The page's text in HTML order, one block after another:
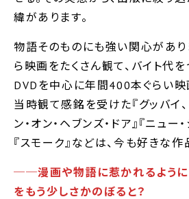
緯があります。
物語そのものにも強い関心があり
ら映画をたくさん観て、バイト代を
DVDを中心に年間400本ぐらい映
当時観て感銘を受けた『グッバイ、
ン・オン・ヘブンズ・ドア』『ニュー
『スモーク』などは、今も好きな作
──漫画や物語に惹かれるように
をもう少しさかのぼると？